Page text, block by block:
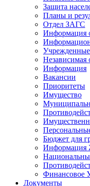
Защита
Планы и
Отдел ЗАГС
Информация
Независимая
Информация
Вакансии
Приоритеты
Имущество
Бюджет для
Финансовое
Документы